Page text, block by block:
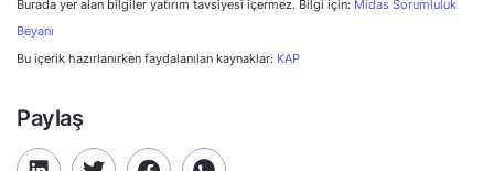
Burada yer alan bilgiler yatırım tavsiyesi içermez. Bilgi için: Midas Sorumluluk
Beyanı
Bu içerik hazırlanırken faydalanılan kaynaklar: KAP
Paylaş